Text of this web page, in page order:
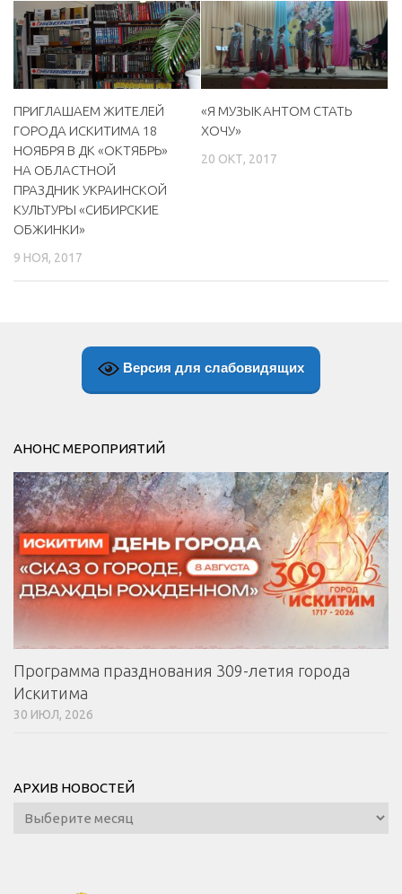
МБУ Дом культуры «Молодость»
МБУ Дом культуры «Октябрь»
МБОУ ДО «Детская школа искусств»
МБОУ ДО «Детская музыкальная школа»
музей»
МБУ Парк культуры и отдыха им. И.В. Коротеева
Контакты
ПРИГЛАШАЕМ ЖИТЕЛЕЙ
ГОРОДА ИСКИТИМА 18
НОЯБРЯ В ДК «ОКТЯБРЬ»
НА ОБЛАСТНОЙ
ПРАЗДНИК УКРАИНСКОЙ
КУЛЬТУРЫ «СИБИРСКИЕ
ОБЖИНКИ»
9 НОЯ, 2017
«Я МУЗЫКАНТОМ СТАТЬ
ХОЧУ»
20 ОКТ, 2017
Версия для слабовидящих
АНОНС МЕРОПРИЯТИЙ
Программа празднования 309-летия города
Искитима
30 ИЮЛ, 2026
АРХИВ НОВОСТЕЙ
Архив
новостей